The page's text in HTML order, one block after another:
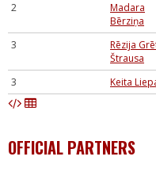
2
Madara
Bērziņa
3
Rēzija
Štrausa
3 Keita
OFFICIAL PARTNERS